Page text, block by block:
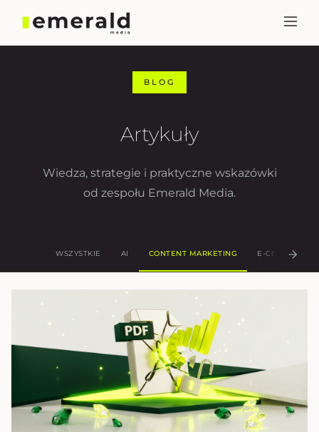
BLOG
Artykuły
Wiedza, strategie i praktyczne wskazówki
od zespołu Emerald Media.
WSZYSTKIE AI CONTENT MARKETING E-COMMERCE